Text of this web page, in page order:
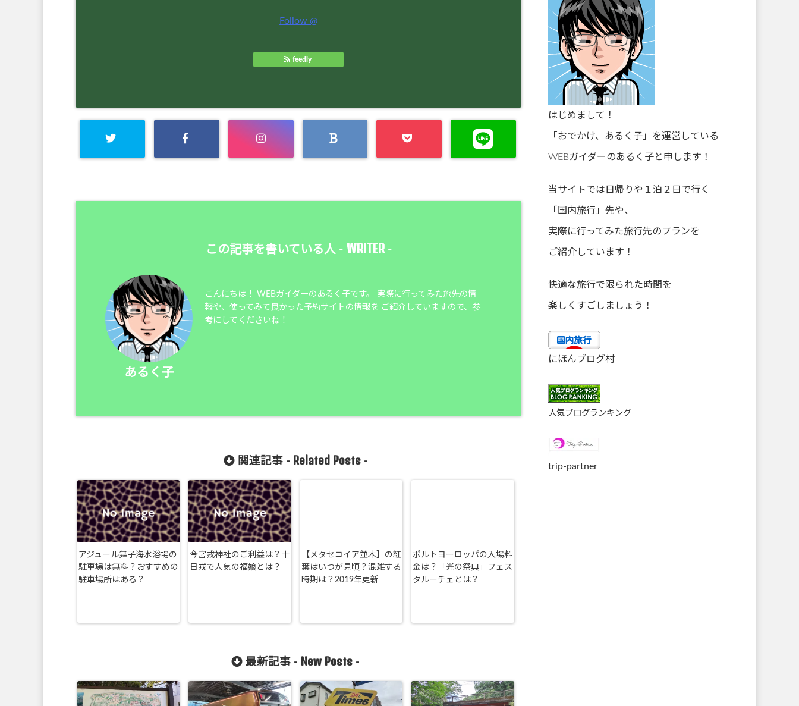
Follow @
feedly
この記事を書いている人 - WRITER-
あるく子
こんにちは！ WEBガイダーのあるく子です。 実際に行ってみた旅先の情
報や、使ってみて良かった予約サイトの情報を ご紹介していますので、参
考にしてくださいね！
関連記事 - Related Posts-
アジュール舞子海水浴場の
駐車場は無料？おすすめの
駐車場所はある？
今宮戎神社のご利益は？十
日戎で人気の福娘とは？
【メタセコイア並木】の紅
葉はいつが見頃？混雑する
時期は？2019年更新
ポルトヨーロッパの入場料
金は？「光の祭典」フェス
タルーチェとは？
最新記事 - New Posts -
はじめまして！
「おでかけ、あるく子」を運営している
WEBガイダーのあるく子と申します！
当サイトでは日帰りや１泊２日で行く
「国内旅行」先や、
実際に行ってみた旅行先のプランを
ご紹介しています！
快適な旅行で限られた時間を
楽しくすごしましょう！
にほんブログ村
人気ブログランキング
trip-partner